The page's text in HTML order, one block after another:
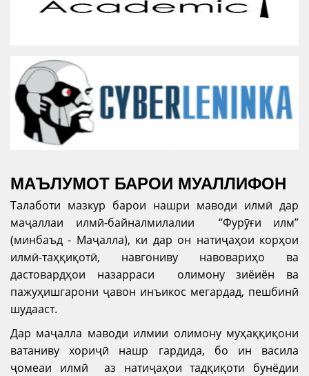
МАЪЛУМОТ БАРОИ МУАЛЛИФОН
Талаботи мазкур барои нашри маводи илмӣ дар
маҷаллаи илмӣ-байналмилалии “Фурӯғи илм”
(минбаъд - Маҷалла), ки дар он натиҷаҳои корҳои
илмӣ-таҳқиқотӣ, навгониву навовариҳо ва
дастовардҳои назарраси олимону зиёиён ва
пажуҳишгарони ҷавон инъикос мегардад, пешбинӣ
шудааст.
Дар маҷалла маводи илмии олимону муҳаққиқони
ватаниву хориҷӣ нашр гардида, бо ин васила
ҷомеаи илмӣ аз натиҷаҳои тадқиқоти бунёдии